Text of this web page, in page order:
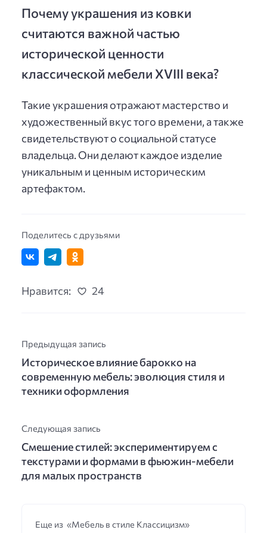
Почему украшения из ковки
считаются важной частью
исторической ценности
классической мебели XVIII века?
Такие украшения отражают мастерство и
художественный вкус того времени, а также
свидетельствуют о социальной статусе
владельца. Они делают каждое изделие
уникальным и ценным историческим
артефактом.
Поделитесь с друзьями
Нравится: 24
Предыдущая запись
Историческое влияние барокко на
современную мебель: эволюция стиля и
техники оформления
Следующая запись
Смешение стилей: экспериментируем с
текстурами и формами в фьюжин-мебели
для малых пространств
Еще из «Мебель в стиле Классицизм»